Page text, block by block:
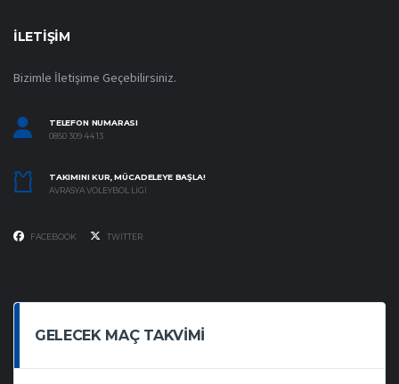
İLETIŞIM
Bizimle İletişime Geçebilirsiniz.
TELEFON NUMARASI
0850 309 44 13
TAKIMINI KUR, MÜCADELEYE BAŞLA!
AVRASYA VOLEYBOL LIGI
FACEBOOK TWITTER
GELECEK MAÇ TAKVIMI